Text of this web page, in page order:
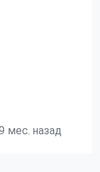
мес. назад